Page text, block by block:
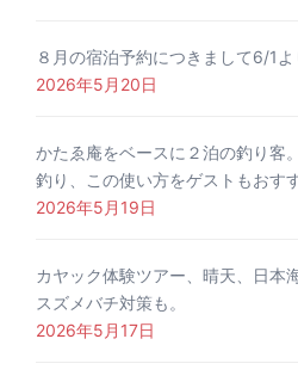
８月の宿泊予約につきまして6/1よ
2026年5月20日
かたゑ庵をベースに２泊の釣り客
釣り、この使い方をゲストもおすす
2026年5月19日
カヤック体験ツアー、晴天、日本
スズメバチ対策も。
2026年5月17日